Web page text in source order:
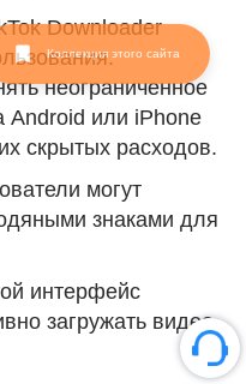
Downloader
неограниченное
Android или iPhone
скрытых расходов.
могут
знаками для
интерфейс
загружать видео
Коллекция этого сайта